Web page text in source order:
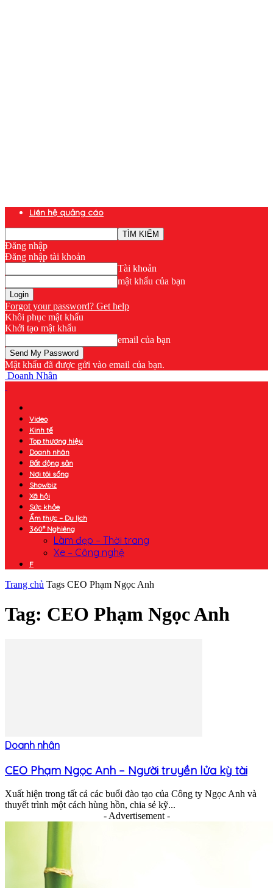
Liên hệ quảng cáo
Đăng nhập
Đăng nhập tài khoản
Tài khoản
mật khẩu của bạn
Forgot your password? Get help
Khôi phục mật khẩu
Khởi tạo mật khẩu
email của bạn
Mật khẩu đã được gửi vào email của bạn.
Doanh Nhân
Video
Kinh tế
Top thương hiệu
Doanh nhân
Bất động sản
Nơi tôi sống
Showbiz
Xã hội
Sức khỏe
Ẩm thực – Du lịch
360° Nghiêng
Làm đẹp – Thời trang
Xe – Công nghệ
F
Trang chủ Tags CEO Phạm Ngọc Anh
Tag: CEO Phạm Ngọc Anh
Doanh nhân
CEO Phạm Ngọc Anh – Người truyền lửa kỳ tài
Xuất hiện trong tất cả các buổi đào tạo của Công ty Ngọc Anh và
thuyết trình một cách hùng hồn, chia sẻ kỹ...
- Advertisement -